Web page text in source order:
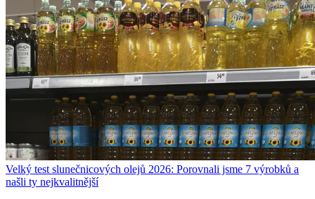
Velký test slunečnicových olejů 2026: Porovnali jsme 7 výrobků a
našli ty nejkvalitnější